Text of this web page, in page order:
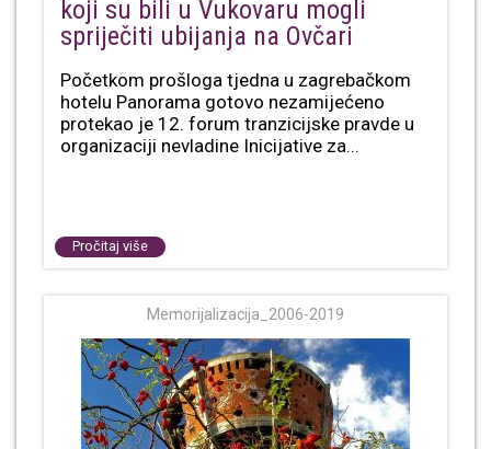
koji su bili u Vukovaru mogli
spriječiti ubijanja na Ovčari
Početkom prošloga tjedna u zagrebačkom
hotelu Panorama gotovo nezamijećeno
protekao je 12. forum tranzicijske pravde u
organizaciji nevladine Inicijative za...
Pročitaj više
Memorijalizacija_2006-2019